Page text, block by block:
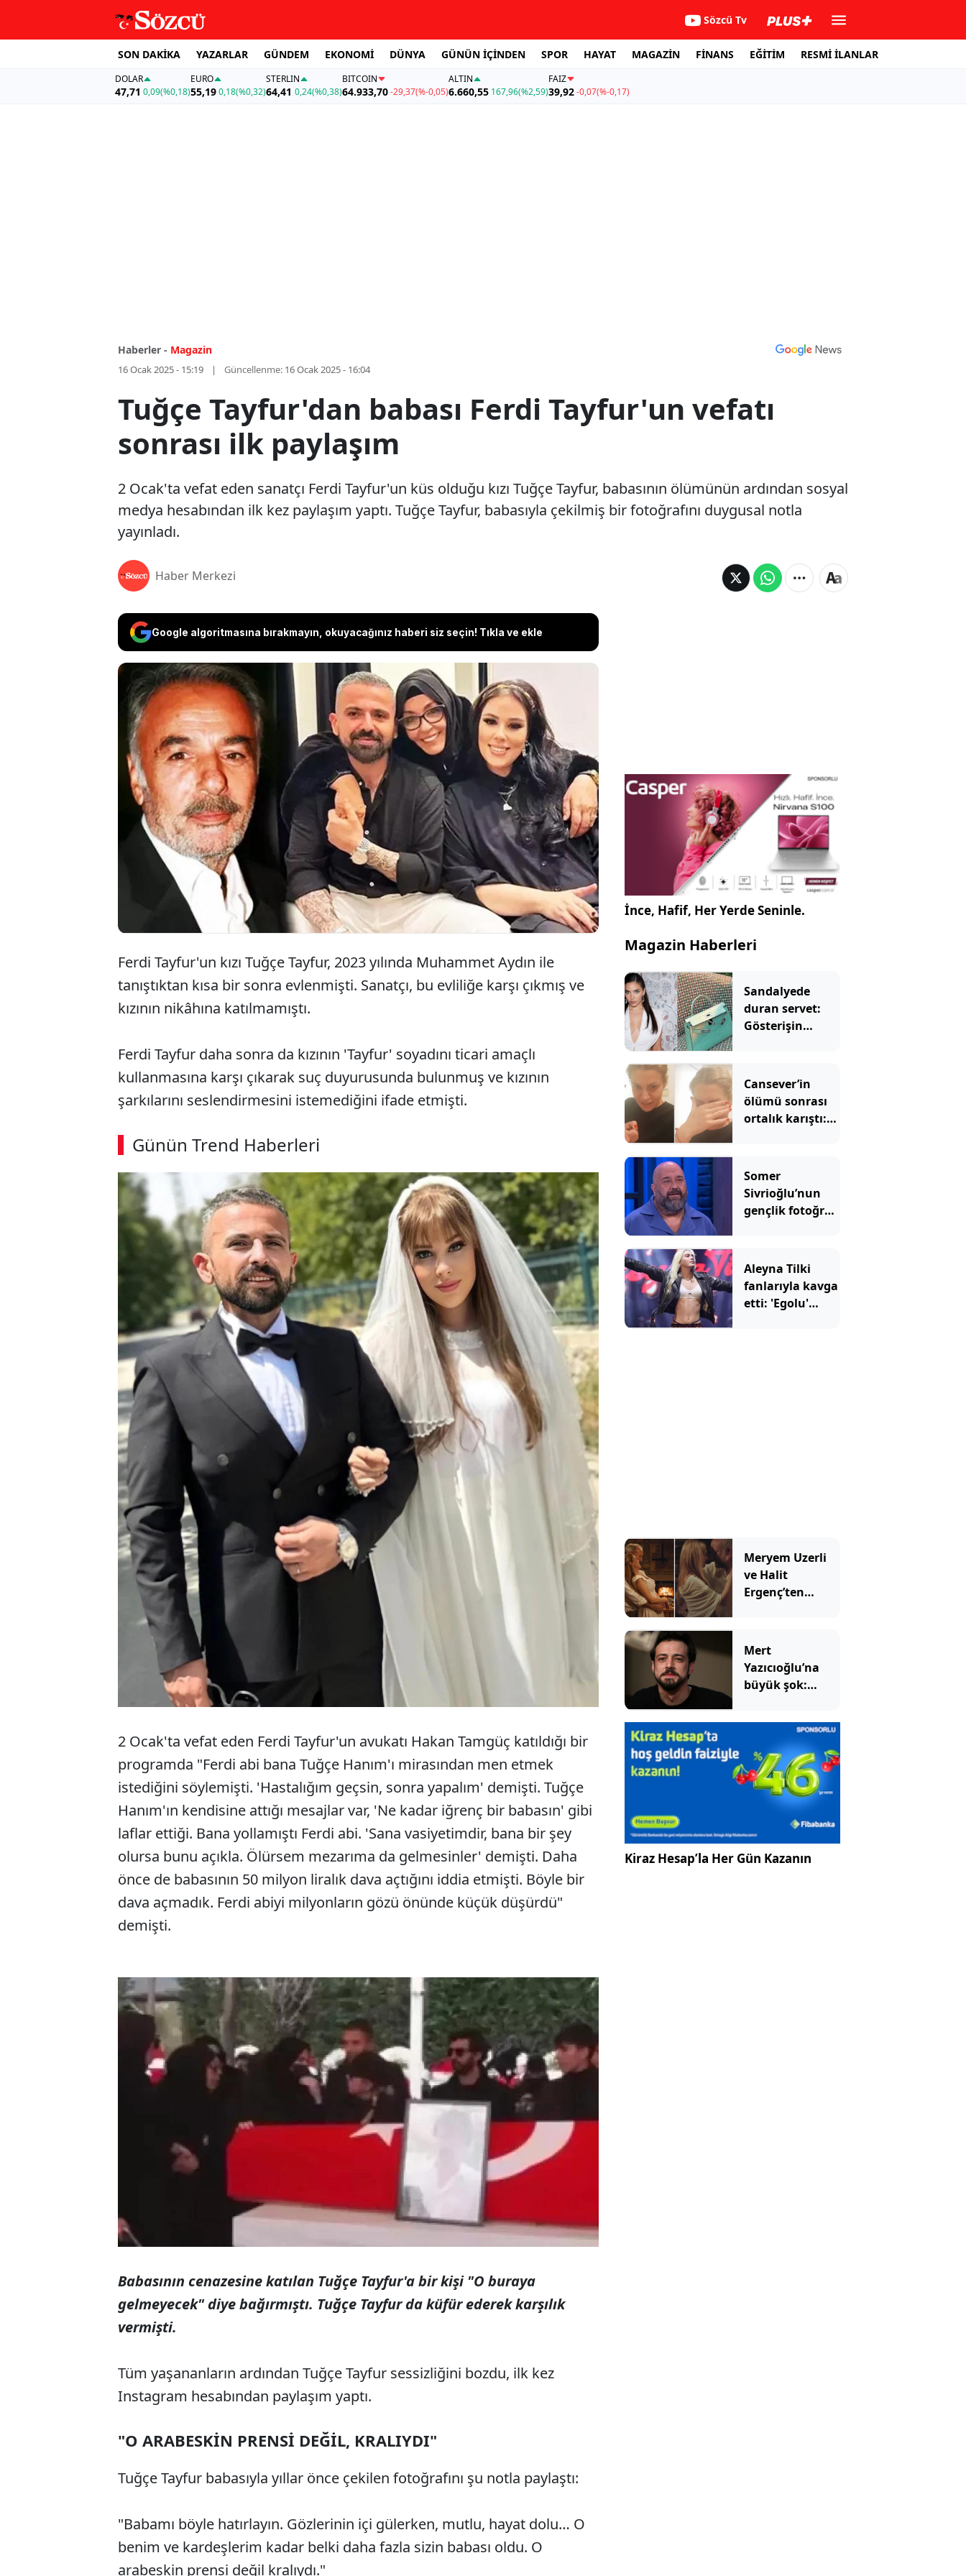
Sözcü Tv
SON DAKİKA YAZARLAR GÜNDEM EKONOMİ DÜNYA GÜNÜN İÇİNDEN SPOR HAYAT MAGAZİN FİNANS EĞİTİM RESMİ İLANLAR
DOLAR
47,71 0,09(%0,18)
EURO
55,19 0,18(%0,32)
STERLIN
64,41 0,24(%0,38)
BITCOIN
64.933,70-29,37(%-0,05)
ALTIN
6.660,55 167,96(%2,59)
FAİZ
39,92-0,07(%-0,17)
Haberler - Magazin
16 Ocak 2025 - 15:19 Güncellenme: 16 Ocak 2025 - 16:04
Tuğçe Tayfur'dan babası Ferdi Tayfur'un vefatı
sonrası ilk paylaşım
2 Ocak'ta vefat eden sanatçı Ferdi Tayfur'un küs olduğu kızı Tuğçe Tayfur, babasının ölümünün ardından sosyal
medya hesabından ilk kez paylaşım yaptı. Tuğçe Tayfur, babasıyla çekilmiş bir fotoğrafını duygusal notla
yayınladı.
Haber Merkezi
Google algoritmasına bırakmayın, okuyacağınız haberi siz seçin! Tıkla ve ekle
2 Ocak'ta vefat eden sanatçı Ferdi Tayfur'un küs olduğu kızı
Tuğçe Tayfur, babasının ölümünün ardından sosyal medya
hesabından ilk kez paylaşım yaptı. Tuğçe Tayfur, babasıyla
çekilmiş bir fotoğrafını duygusal notla yayınladı.
Ferdi Tayfur'un kızı Tuğçe Tayfur, 2023 yılında Muhammet Aydın ile
tanıştıktan kısa bir sonra evlenmişti. Sanatçı, bu evliliğe karşı çıkmış ve
kızının nikâhına katılmamıştı.
Ferdi Tayfur daha sonra da kızının 'Tayfur' soyadını ticari amaçlı
kullanmasına karşı çıkarak suç duyurusunda bulunmuş ve kızının
şarkılarını seslendirmesini istemediğini ifade etmişti.
Günün Trend Haberleri
00:03 / 09:15
Sesi Aç
2 Ocak'ta vefat eden Ferdi Tayfur'un avukatı Hakan Tamgüç katıldığı bir
programda "Ferdi abi bana Tuğçe Hanım'ı mirasından men etmek
istediğini söylemişti. 'Hastalığım geçsin, sonra yapalım' demişti. Tuğçe
Hanım'ın kendisine attığı mesajlar var, 'Ne kadar iğrenç bir babasın' gibi
laflar ettiği. Bana yollamıştı Ferdi abi. 'Sana vasiyetimdir, bana bir şey
olursa bunu açıkla. Ölürsem mezarıma da gelmesinler' demişti. Daha
önce de babasının 50 milyon liralık dava açtığını iddia etmişti. Böyle bir
dava açmadık. Ferdi abiyi milyonların gözü önünde küçük düşürdü"
demişti.
Babasının cenazesine katılan Tuğçe Tayfur'a bir kişi "O buraya
gelmeyecek" diye bağırmıştı. Tuğçe Tayfur da küfür ederek karşılık
vermişti.
Tüm yaşananların ardından Tuğçe Tayfur sessizliğini bozdu, ilk kez
Instagram hesabından paylaşım yaptı.
"O ARABESKİN PRENSİ DEĞİL, KRALIYDI"
Tuğçe Tayfur babasıyla yıllar önce çekilen fotoğrafını şu notla paylaştı:
"Babamı böyle hatırlayın. Gözlerinin içi gülerken, mutlu, hayat dolu… O
benim ve kardeşlerim kadar belki daha fazla sizin babası oldu. O
arabeskin prensi değil kralıydı."
İnce, Hafif, Her Yerde Seninle.
Magazin Haberleri
Sandalyede
duran servet:
Gösterişin
Cansever’in
ölümü sonrası
ortalık karıştı:
ateş püskürdü
Somer
Sivrioğlu’nun
gençlik fotoğrafı
değişimi dikkat
çekti
Aleyna Tilki
fanlarıyla kavga
etti: 'Egolu'
Meryem Uzerli
ve Halit
Ergenç’ten
sonra aynı
filmde
buluştular
Mert
Yazıcıoğlu’na
büyük şok:
çekimleri
Kiraz Hesap’la Her Gün Kazanın